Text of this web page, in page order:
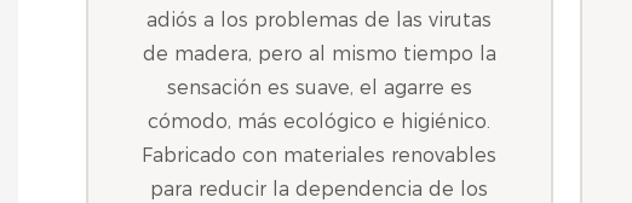
adiós a los problemas de las virutas
de madera, pero al mismo tiempo la
sensación es suave, el agarre es
cómodo, más ecológico e higiénico.
Fabricado con materiales renovables
para reducir la dependencia de los